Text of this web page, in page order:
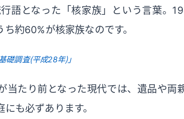
行語となった「核家族」という言葉。
約60%が核家族なのです。
礎調査（平成28年）」
当たり前となった現代では、遺品や両
も必ずあります。